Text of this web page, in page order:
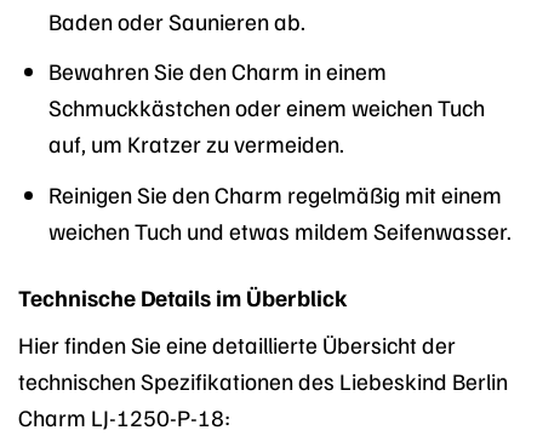
Baden oder Saunieren ab.
Bewahren Sie den Charm in einem
Schmuckkästchen oder einem weichen Tuch
auf, um Kratzer zu vermeiden.
Reinigen Sie den Charm regelmäßig mit einem
weichen Tuch und etwas mildem Seifenwasser.
Technische Details im Überblick
Hier finden Sie eine detaillierte Übersicht der
technischen Spezifikationen des Liebeskind Berlin
Charm LJ-1250-P-18: